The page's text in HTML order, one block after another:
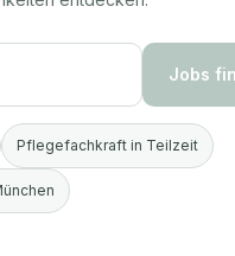
Jobs
Pflegefachkraft in Teilzeit